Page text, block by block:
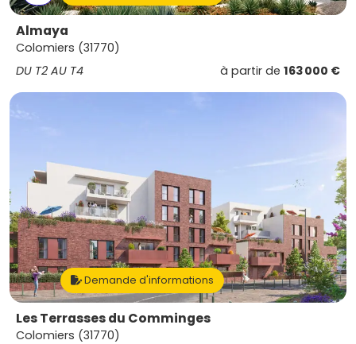
Almaya
Colomiers (31770)
DU T2 AU T4
à partir de 163 000 €
Demande d'informations
Les Terrasses du Comminges
Colomiers (31770)